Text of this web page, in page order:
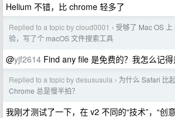
Helium 不错，比 chrome 轻多了
Replied to a topic by cloud0001 › 受够了 Mac OS
验，写了个 macOS 文件搜索工具
@yjf2614 Find any file 是免费的？我怎么记得
Replied to a topic by desususula › 为什么 Safari 比
Chrome 总是慢半拍？
我刚才测试了一下，在 v2 不同的“技术”，“创